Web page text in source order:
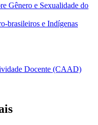
Gênero e Sexualidade do
brasileiros e Indígenas
Docente (CAAD)